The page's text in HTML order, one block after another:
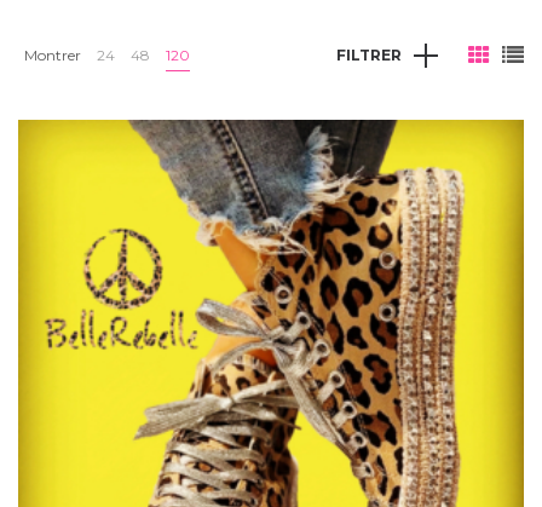
Montrer 24 48 120 FILTRER